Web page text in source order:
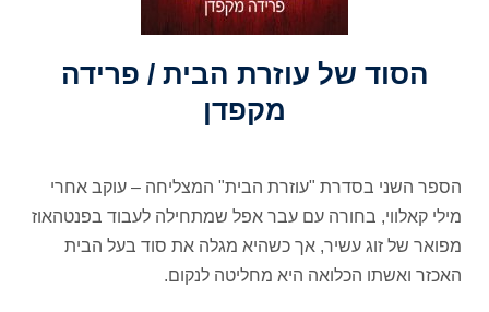
הסוד של עוזרת הבית / פרידה
מקפדן
הספר השני בסדרת "עוזרת הבית" המצליחה – עוקב אחרי
מילי קאלווי, בחורה עם עבר אפל שמתחילה לעבוד בפנטהאוז
מפואר של זוג עשיר, אך כשהיא מגלה את סוד בעל הבית
האכזר ואשתו הכלואה היא מחליטה לנקום.